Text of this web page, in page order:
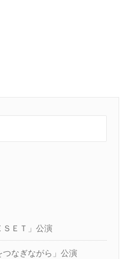
ＥＴ」公演
なぎながら」公演